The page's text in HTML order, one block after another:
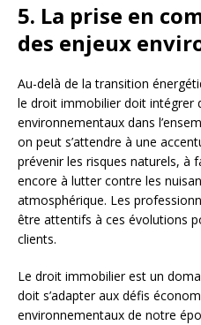
5. La prise en
des enjeux
Au-delà de la transition
le droit immobilier doit intégrer
environnementaux dans
on peut s’attendre à une
prévenir les risques naturels, à
encore à lutter contre les
atmosphérique. Les
être attentifs à ces évolutions
clients.
Le droit immobilier est un
doit s’adapter aux défis
environnementaux de notre